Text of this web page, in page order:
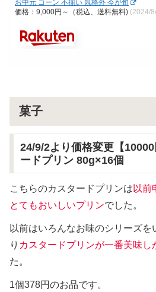
お中元 コーン 不揃い 規格外 今が旬
価格：9,000円～（税込、送料無料) (2024/
菓子
24/9/2より価格変更【
ードプリン 80g×16個
こちらのカスタードプリンは 以前
とてもおいしいプリンでした。
以前はいろんなお味のシリーズ
り カスタードプリンが一番美味し
た。
1個378円のお品です。